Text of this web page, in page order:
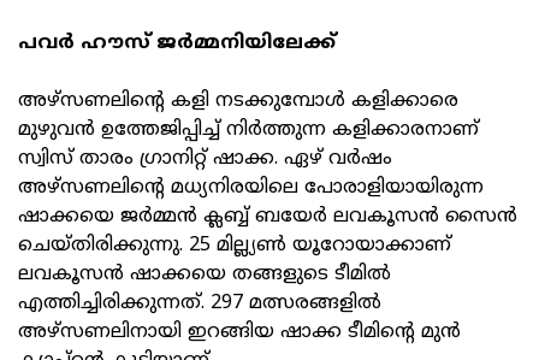
പവർ ഹൗസ് ജർമ്മനിയിലേക്ക്
അഴ്സണലിന്റെ കളി നടക്കുമ്പോൾ കളിക്കാരെ
മുഴുവൻ ഉത്തേജിപ്പിച്ച് നിർത്തുന്ന കളിക്കാരനാണ്
സ്വിസ് താരം ഗ്രാനിറ്റ് ഷാക്ക. ഏഴ് വർഷം
അഴ്സണലിന്റെ മധ്യനിരയിലെ പോരാളിയായിരുന്ന
ഷാക്കയെ ജർമ്മൻ ക്ലബ്ബ് ബയേർ ലവകൂസൻ സൈൻ
ചെയ്തിരിക്കുന്നു. 25 മില്ല്യൺ യൂറോയാക്കാണ്
ലവകൂസൻ ഷാക്കയെ തങ്ങളുടെ ടീമിൽ
എത്തിച്ചിരിക്കുന്നത്. 297 മത്സരങ്ങളിൽ
അഴ്സണലിനായി ഇറങ്ങിയ ഷാക്ക ടീമിന്റെ മുൻ